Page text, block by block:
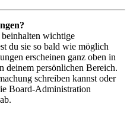
wichtige
du sie so bald wie möglich
erscheinen ganz oben in
deinem persönlichen Bereich.
schreiben kannst oder
Board-Administration